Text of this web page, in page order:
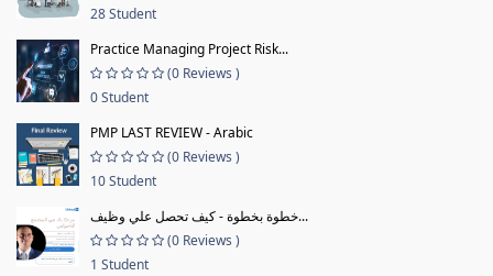
28 Student
Practice Managing Project Risk...
(0 Reviews )
0 Student
PMP LAST REVIEW - Arabic
(0 Reviews )
10 Student
خطوة بخطوة - كيف تحصل علي وظيف...
(0 Reviews )
1 Student